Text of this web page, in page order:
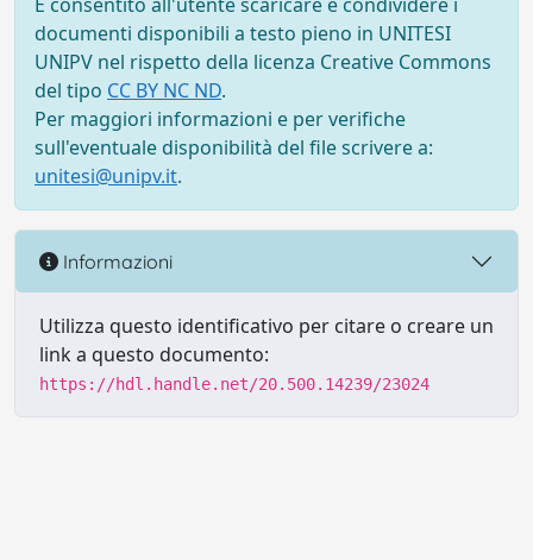
documenti disponibili a testo pieno in UNITESI
UNIPV nel rispetto della licenza Creative Commons
del tipo CC BY NC ND.
Per maggiori informazioni e per verifiche
sull'eventuale disponibilità del file scrivere a:
unitesi@unipv.it.
Informazioni
Utilizza questo identificativo per citare o creare un
link a questo documento:
https://hdl.handle.net/20.500.14239/23024